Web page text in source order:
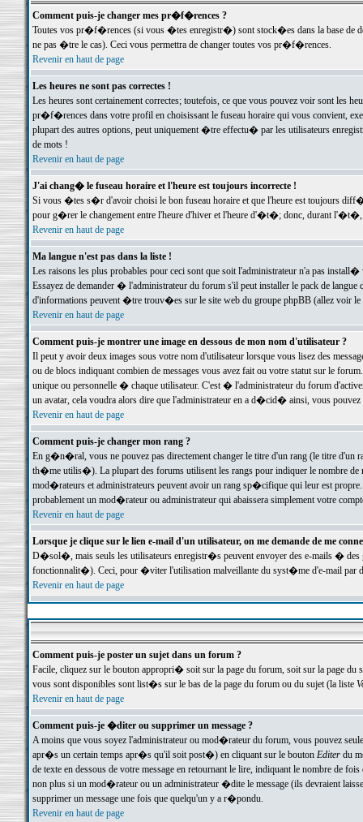
Comment puis-je changer mes pr�f�rences ?
Toutes vos pr�f�rences (si vous �tes enregistr�) sont stock�es dans la base de
ne pas �tre le cas). Ceci vous permettra de changer toutes vos pr�f�rences.
Revenir en haut de page
Les heures ne sont pas correctes !
Les heures sont certainement correctes; toutefois, ce que vous pouvez voir sont
pr�f�rences dans votre profil en choisissant le fuseau horaire qui vous convient,
plupart des autres options, peut uniquement �tre effectu� par les utilisateurs
de mots !
Revenir en haut de page
J'ai chang� le fuseau horaire et l'heure est toujours incorrecte !
Si vous �tes s�r d'avoir choisi le bon fuseau horaire et que l'heure est toujours
pour g�rer le changement entre l'heure d'hiver et l'heure d'�t�; donc, durant
Revenir en haut de page
Ma langue n'est pas dans la liste !
Les raisons les plus probables pour ceci sont que soit l'administrateur n'a pas
Essayez de demander � l'administrateur du forum s'il peut installer le pack de
d'informations peuvent �tre trouv�es sur le site web du groupe phpBB (allez voir le
Revenir en haut de page
Comment puis-je montrer une image en dessous de mon nom d'utilisateur ?
Il peut y avoir deux images sous votre nom d'utilisateur lorsque vous lisez des
ou de blocs indiquant combien de messages vous avez fait ou votre statut sur le
unique ou personnelle � chaque utilisateur. C'est � l'administrateur du forum
un avatar, cela voudra alors dire que l'administrateur en a d�cid� ainsi, vous
Revenir en haut de page
Comment puis-je changer mon rang ?
En g�n�ral, vous ne pouvez pas directement changer le titre d'un rang (le titre d'un
th�me utilis�). La plupart des forums utilisent les rangs pour indiquer le nombre de
mod�rateurs et administrateurs peuvent avoir un rang sp�cifique qui leur est
probablement un mod�rateur ou administrateur qui abaissera simplement votre
Revenir en haut de page
Lorsque je clique sur le lien e-mail d'un utilisateur, on me demande de me
D�sol�, mais seuls les utilisateurs enregistr�s peuvent envoyer des e-mails �
fonctionnalit�). Ceci, pour �viter l'utilisation malveillante du syst�me d'e-mail par
Revenir en haut de page
Comment puis-je poster un sujet dans un forum ?
Facile, cliquez sur le bouton appropri� soit sur la page du forum, soit sur la page du
vous sont disponibles sont list�s sur le bas de la page du forum ou du sujet (la liste
Revenir en haut de page
Comment puis-je �diter ou supprimer un message ?
A moins que vous soyez l'administrateur ou mod�rateur du forum, vous pouvez
apr�s un certain temps apr�s qu'il soit post�) en cliquant sur le bouton Editerdu
de texte en dessous de votre message en retournant le lire, indiquant le nombre
non plus si un mod�rateur ou un administrateur �dite le message (ils devraient
supprimer un message une fois que quelqu'un y a r�pondu.
Revenir en haut de page